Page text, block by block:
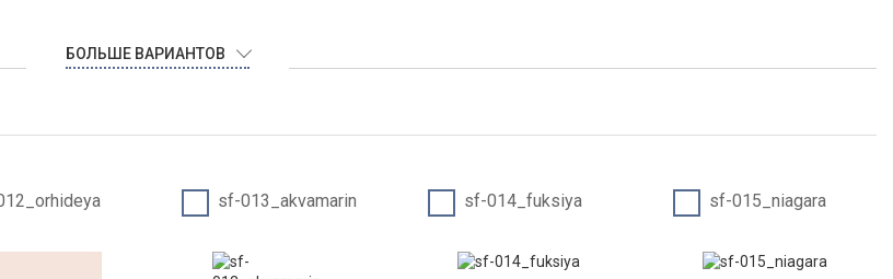
БОЛЬШЕ ВАРИАНТОВ
sf-013_akvamarin sf-014_fuksiya sf-015_niagara